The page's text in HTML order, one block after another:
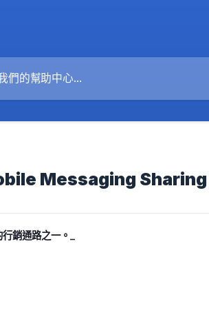
Messaging Sharing
銷通路之一。_